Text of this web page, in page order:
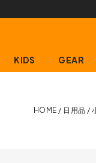
KIDS GEAR
HOME 日用品